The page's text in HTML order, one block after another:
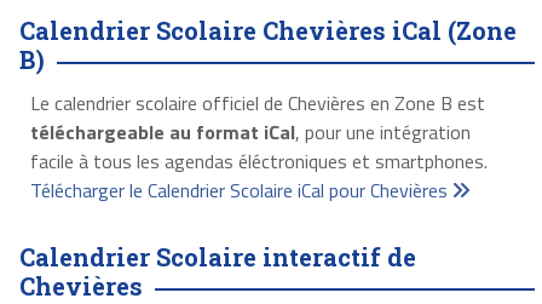
Calendrier Scolaire Chevières iCal (Zone
B)
Le calendrier scolaire officiel de Chevières en Zone B est
téléchargeable au format iCal, pour une intégration
facile à tous les agendas éléctroniques et smartphones.
Télécharger le Calendrier Scolaire iCal pour Chevières
Calendrier Scolaire interactif de
Chevières